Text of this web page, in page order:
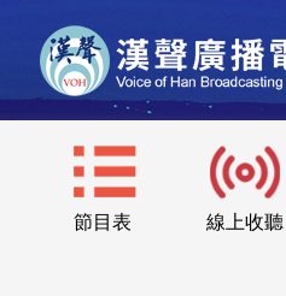
節目表 線上收聽